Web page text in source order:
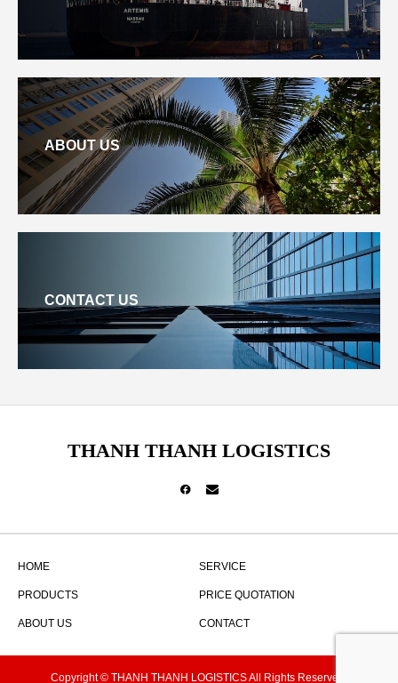
ABOUT US
CONTACT US
THANH THANH LOGISTICS
HOME SERVICE
PRODUCTS PRICE QUOTATION
ABOUT US CONTACT
Copyright © THANH THANH LOGISTICS All Rights Reserved.